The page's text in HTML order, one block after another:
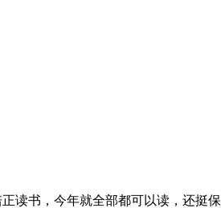
读书，今年就全部都可以读，还挺